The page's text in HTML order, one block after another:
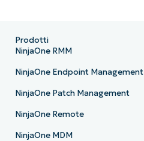
Prodotti
NinjaOne RMM
NinjaOne Endpoint Management
NinjaOne Patch Management
NinjaOne Remote
NinjaOne MDM